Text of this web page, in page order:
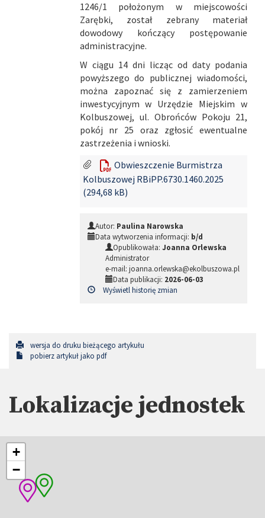
1246/1 położonym w miejscowości
Zarębki, został zebrany materiał
dowodowy kończący postępowanie
administracyjne.
W ciągu 14 dni licząc od daty podania
powyższego do publicznej wiadomości,
można zapoznać się z zamierzeniem
inwestycyjnym w Urzędzie Miejskim w
Kolbuszowej, ul. Obrońców Pokoju 21,
pokój nr 25 oraz zgłosić ewentualne
zastrzeżenia i wnioski.
Obwieszczenie Burmistrza
Kolbuszowej RBiPP.6730.1460.2025
(294,68 kB)
Autor: Paulina Narowska
Data wytworzenia informacji: b/d
Opublikowała: Joanna Orlewska
Administrator
e-mail: joanna.orlewska@ekolbuszowa.pl
Data publikacji: 2026-06-03
Wyświetl historię zmian
wersja do druku bieżącego artykułu
pobierz artykuł jako pdf
Lokalizacje jednostek
+
−